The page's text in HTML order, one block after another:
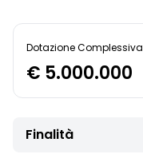
Dotazione Complessiva
€ 5.000.000
Finalità